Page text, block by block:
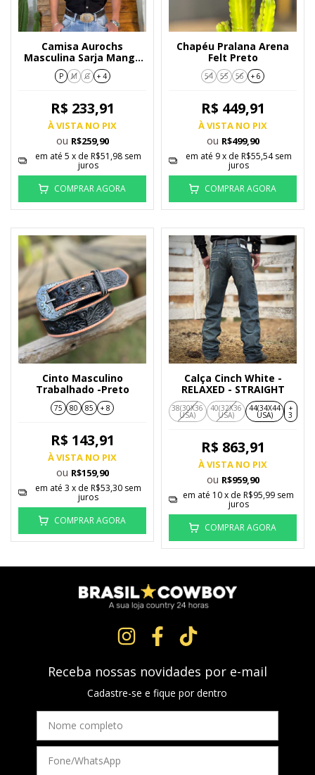
Camisa Aurochs
Masculina Sarja Manga
Curta Preta - 9217546
P M G + 4
R$ 233,91
À VISTA NO PIX
ou R$259,90
em até 5 x de R$51,98 sem
juros
COMPRAR AGORA
Chapéu Pralana Arena
Felt Preto
54 55 56 + 6
R$ 449,91
À VISTA NO PIX
ou R$499,90
em até 9 x de R$55,54 sem
juros
COMPRAR AGORA
Cinto Masculino
Trabalhado -Preto
75 80 85 + 8
R$ 143,91
À VISTA NO PIX
ou R$159,90
em até 3 x de R$53,30 sem
juros
COMPRAR AGORA
Calça Cinch White -
RELAXED - STRAIGHT
38(30X36
USA)
40(32X36
USA)
44(34X44
USA)
+
3
R$ 863,91
À VISTA NO PIX
ou R$959,90
em até 10x de R$95,99 sem
juros
COMPRAR AGORA
Receba nossas novidades por e-mail
Cadastre-se e fique por dentro